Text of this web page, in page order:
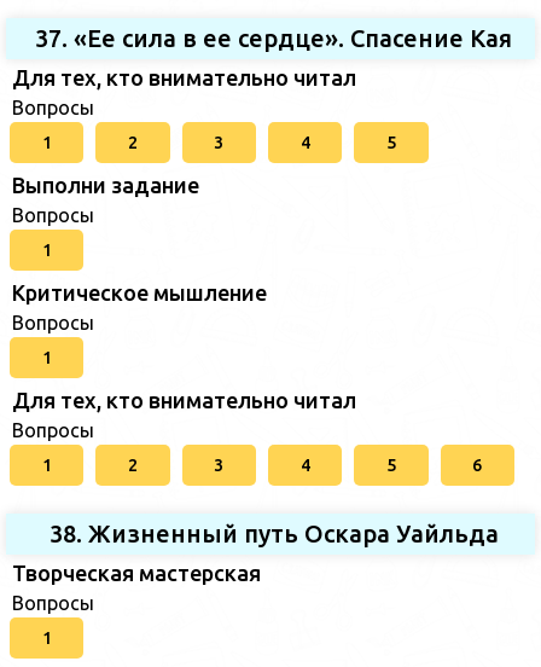
37. «Ее сила в ее сердце». Спасение Кая
Для тех, кто внимательно читал
Вопросы
1 2 3 4 5
Выполни задание
Вопросы
1
Критическое мышление
Вопросы
1
Для тех, кто внимательно читал
Вопросы
1 2 3 4 5 6
38. Жизненный путь Оскара Уайльда
Творческая мастерская
Вопросы
1